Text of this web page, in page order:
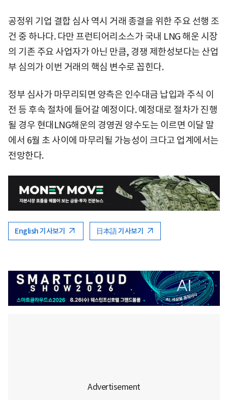
공정위 기업 결합 심사 역시 거래 종결을 위한 주요 선행 조
건 중 하나다. 다만 프런티어리소스가 국내 LNG 해운 시장
의 기존 주요 사업자가 아닌 만큼, 경쟁 제한성보다는 산업
부 심의가 이번 거래의 핵심 변수로 꼽힌다.
정부 심사가 마무리되면 양측은 인수대금 납입과 주식 이
전 등 후속 절차에 들어갈 예정이다. 예정대로 절차가 진행
될 경우 현대LNG해운의 경영권 양수도는 이르면 이달 말
에서 6월 초 사이에 마무리될 가능성이 크다고 업계에서는
전망한다.
English 기사보기 日本語 기사보기